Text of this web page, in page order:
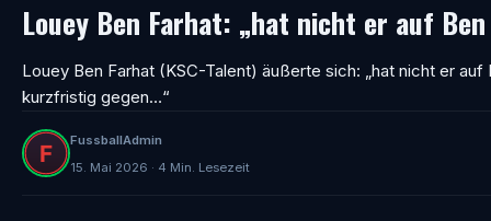
Louey Ben Farhat: „hat nicht er auf
Louey Ben Farhat (KSC-Talent) äußerte sich: „hat nicht er
kurzfristig gegen…“
FussballAdmin
15. Mai 2026 · 4 Min. Lesezeit